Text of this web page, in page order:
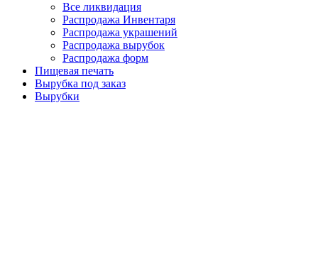
Все ликвидация
Распродажа Инвентаря
Распродажа украшений
Распродажа вырубок
Распродажа форм
Пищевая печать
Вырубка под заказ
Вырубки